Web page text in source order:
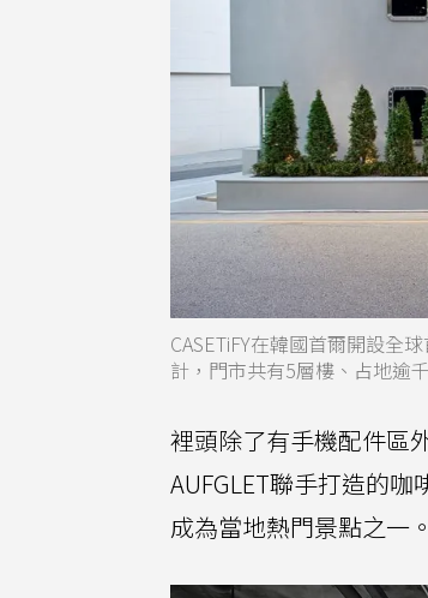
CASETiFY在韓國首爾開設全
計，門市共有5層樓、占地逾
裡頭除了有手機配件區
AUFGLET聯手打造的
成為當地熱門景點之一。